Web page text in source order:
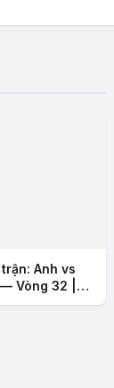
Anh vs
Vòng 32 |